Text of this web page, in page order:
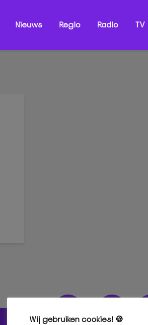
Nieuws Regio Radio TV
Wij gebruiken cookies! 🍪